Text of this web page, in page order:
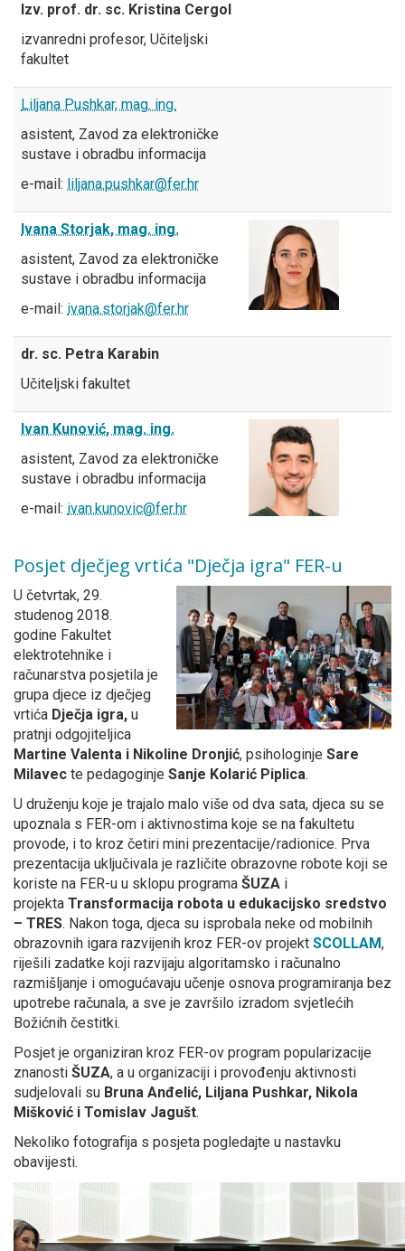
Izv. prof. dr. sc. Kristina Cergol
izvanredni profesor, Učiteljski
fakultet
Liljana Pushkar, mag. ing.
asistent, Zavod za elektroničke
sustave i obradbu informacija
e-mail: liljana.pushkar@fer.hr
Ivana Storjak, mag. ing.
asistent, Zavod za elektroničke
sustave i obradbu informacija
e-mail: ivana.storjak@fer.hr
dr. sc. Petra Karabin
Učiteljski fakultet
Ivan Kunović, mag. ing.
asistent, Zavod za elektroničke
sustave i obradbu informacija
e-mail: ivan.kunovic@fer.hr
Posjet dječjeg vrtića "Dječja igra" FER-u
U četvrtak, 29.
studenog 2018.
godine Fakultet
elektrotehnike i
računarstva posjetila je
grupa djece iz dječjeg
vrtića Dječja igra, u
pratnji odgojiteljica
Martine Valenta i Nikoline Dronjić, psihologinje Sare
Milavec te pedagoginje Sanje Kolarić Piplica.
U druženju koje je trajalo malo više od dva sata, djeca su se
upoznala s FER-om i aktivnostima koje se na fakultetu
provode, i to kroz četiri mini prezentacije/radionice. Prva
prezentacija uključivala je različite obrazovne robote koji se
koriste na FER-u u sklopu programa ŠUZA i
projekta Transformacija robota u edukacijsko sredstvo
– TRES. Nakon toga, djeca su isprobala neke od mobilnih
obrazovnih igara razvijenih kroz FER-ov projekt SCOLLAM,
riješili zadatke koji razvijaju algoritamsko i računalno
razmišljanje i omogućavaju učenje osnova programiranja bez
upotrebe računala, a sve je završilo izradom svjetlećih
Božićnih čestitki.
Posjet je organiziran kroz FER-ov program popularizacije
znanosti ŠUZA, a u organizaciji i provođenju aktivnosti
sudjelovali su Bruna Anđelić, Liljana Pushkar, Nikola
Mišković i Tomislav Jagušt.
Nekoliko fotografija s posjeta pogledajte u nastavku
obavijesti.